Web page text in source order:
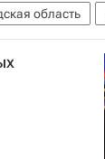
область